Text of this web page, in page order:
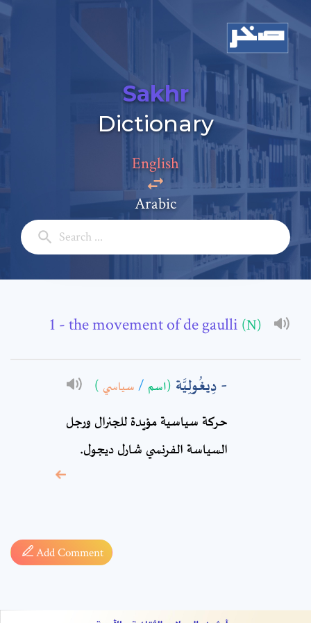
Sakhr
Dictionary
English
Arabic
- the movement of de gaulli (N)
دِيغُولِيَّة (اسم / سياسي )
حركة سياسية مؤيدة للجنرال ورجل
السياسة الفرنسي شارل ديجول.
Add Comment
Add a comment
Full Name: *
Comment: *